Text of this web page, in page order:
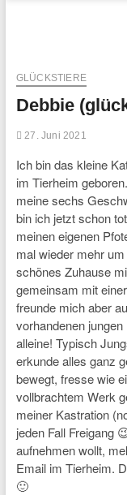
GLÜCKSTIERE
Debbie
27. Juni 2021
Ich bin das kleine
im Tierheim
meine sechs
bin ich jetzt schon
meinen eigenen
mal wieder mehr
schönes Zuhause
gemeinsam mit
freunde mich aber
vorhandenen
alleine! Typisch
erkunde alles ganz
bewegt, fresse wie
vollbrachtem Werk
meiner Kastration
jeden Fall Freigang
aufnehmen wollt,
Email im Tierheim.
🙂